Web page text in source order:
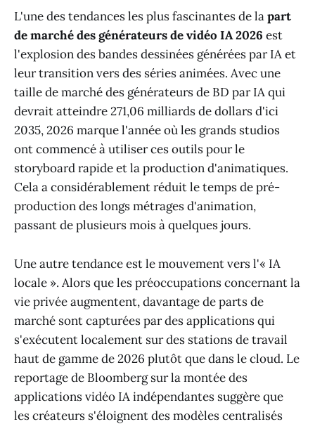
L'une des tendances les plus fascinantes de lapart
de marché des générateurs de vidéo IA 2026 est
l'explosion des bandes dessinées générées par IA et
leur transition vers des séries animées. Avec une
taille de marché des générateurs de BD par IA qui
devrait atteindre 271,06 milliards de dollars d'ici
2035, 2026 marque l'année où les grands studios
ont commencé à utiliser ces outils pour le
storyboard rapide et la production d'animatiques.
Cela a considérablement réduit le temps de pré-
production des longs métrages d'animation,
passant de plusieurs mois à quelques jours.
Une autre tendance est le mouvement vers l'« IA
locale ». Alors que les préoccupations concernant la
vie privée augmentent, davantage de parts de
marché sont capturées par des applications qui
s'exécutent localement sur des stations de travail
haut de gamme de 2026 plutôt que dans le cloud. Le
reportage de Bloomberg sur la montée des
applications vidéo IA indépendantes suggère que
les créateurs s'éloignent des modèles centralisés